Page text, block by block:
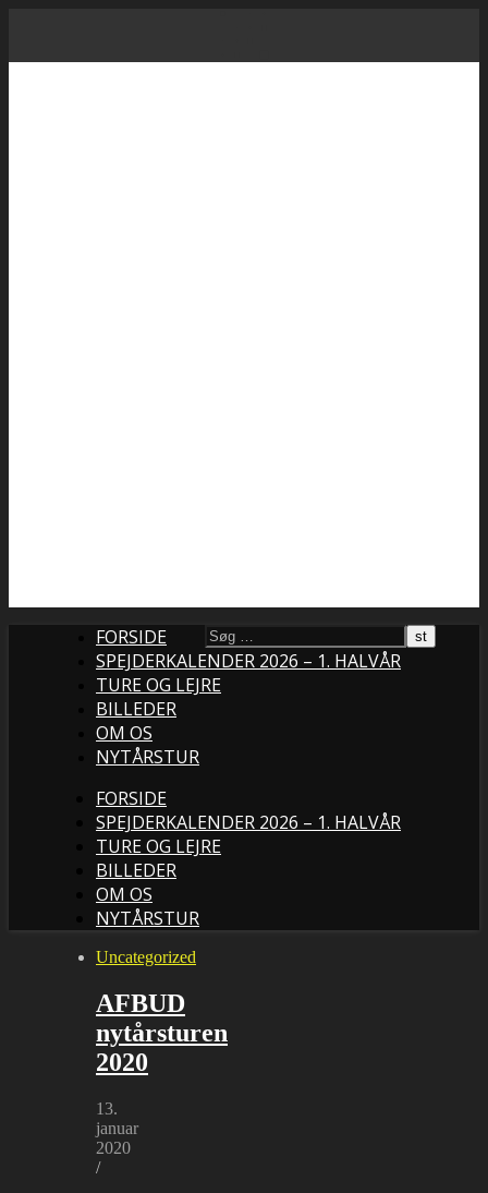
FORSIDE
SPEJDERKALENDER 2026 – 1. HALVÅR
TURE OG LEJRE
BILLEDER
OM OS
NYTÅRSTUR
FORSIDE
SPEJDERKALENDER 2026 – 1. HALVÅR
TURE OG LEJRE
BILLEDER
OM OS
NYTÅRSTUR
Uncategorized
AFBUD
nytårsturen
2020
13.
januar
2020
/